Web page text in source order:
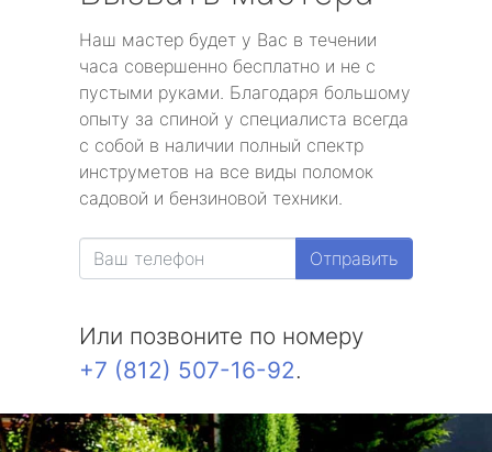
Наш мастер будет у Вас в течении
часа совершенно бесплатно и не с
пустыми руками. Благодаря большому
опыту за спиной у специалиста всегда
с собой в наличии полный спектр
инструметов на все виды поломок
садовой и бензиновой техники.
Отправить
Или позвоните по номеру
+7 (812) 507-16-92.